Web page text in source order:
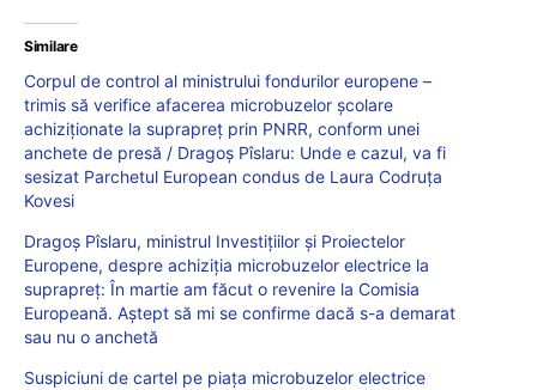
Similare
Corpul de control al ministrului fondurilor europene –
trimis să verifice afacerea microbuzelor școlare
achiziționate la suprapreț prin PNRR, conform unei
anchete de presă / Dragoș Pîslaru: Unde e cazul, va fi
sesizat Parchetul European condus de Laura Codruța
Kovesi
Dragoș Pîslaru, ministrul Investițiilor și Proiectelor
Europene, despre achiziția microbuzelor electrice la
suprapreț: În martie am făcut o revenire la Comisia
Europeană. Aștept să mi se confirme dacă s-a demarat
sau nu o anchetă
Suspiciuni de cartel pe piața microbuzelor electrice